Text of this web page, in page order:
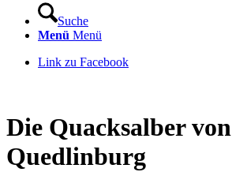
Suche
Menü Menü
Link zu Facebook
Die Quacksalber von
Quedlinburg